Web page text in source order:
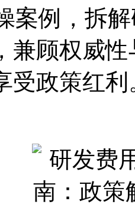
案例，拆
兼顾权威
受政策红利